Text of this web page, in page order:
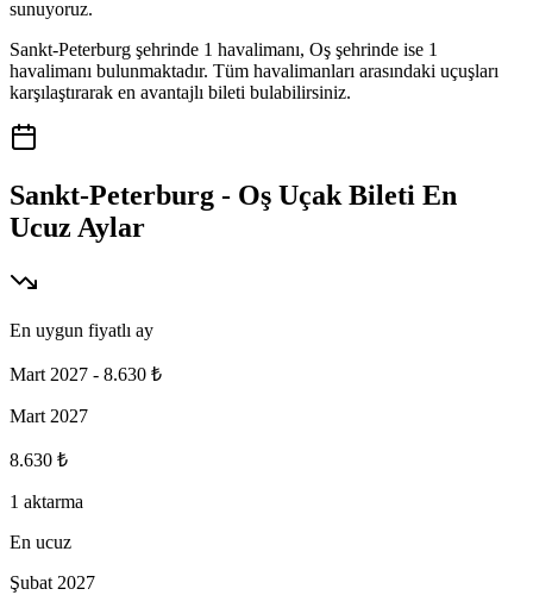
sunuyoruz.
Sankt-Peterburg şehrinde 1 havalimanı, Oş şehrinde ise 1
havalimanı bulunmaktadır. Tüm havalimanları arasındaki uçuşları
karşılaştırarak en avantajlı bileti bulabilirsiniz.
Sankt-Peterburg - Oş Uçak Bileti En
Ucuz Aylar
En uygun fiyatlı ay
Mart 2027 - 8.630 ₺
Mart 2027
8.630 ₺
1 aktarma
En ucuz
Şubat 2027